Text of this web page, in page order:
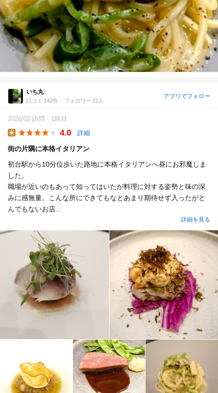
いち丸
口コミ 142件 フォロワー 21人
アプリでフォロー
2026/02 訪問 1回目
4.0 詳細
街の片隅に本格イタリアン
初台駅から10分位歩いた路地に本格イタリアンへ昼にお邪魔しま
した。
職場が近いのもあって知ってはいたが料理に対する姿勢と味の深
みに感無量。こんな所にできてもなとあまり期待せず入ったがと
んでもないお店...
詳細を見る